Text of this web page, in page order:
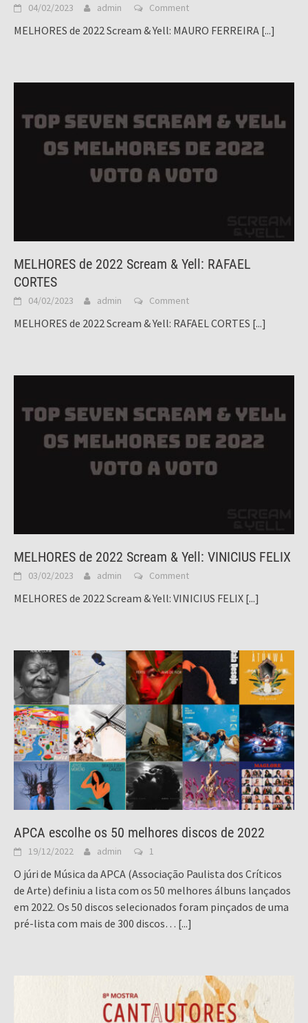
04/02/2023 admin Comment
MELHORES de 2022 Scream & Yell: MAURO FERREIRA [...]
MELHORES de 2022 Scream & Yell: RAFAEL
CORTES
04/02/2023 admin Comment
MELHORES de 2022 Scream & Yell: RAFAEL CORTES [...]
MELHORES de 2022 Scream & Yell: VINICIUS FELIX
03/02/2023 admin Comment
MELHORES de 2022 Scream & Yell: VINICIUS FELIX [...]
APCA escolhe os 50 melhores discos de 2022
19/12/2022 admin 1
O júri de Música da APCA (Associação Paulista dos Críticos
de Arte) definiu a lista com os 50 melhores álbuns lançados
em 2022. Os 50 discos selecionados foram pinçados de uma
pré-lista com mais de 300 discos… [...]